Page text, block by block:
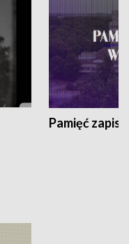
Pamięć